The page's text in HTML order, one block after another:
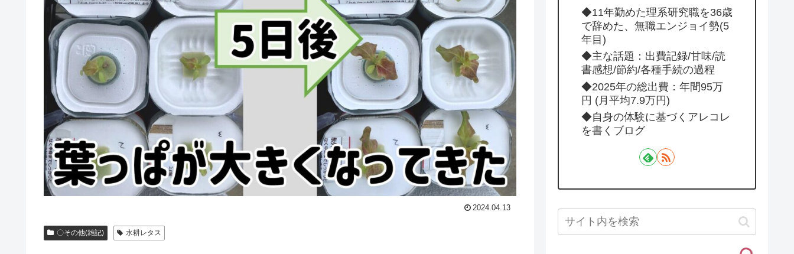
2024.04.13
〇その他(雑記) 水耕レタス
◆11年勤めた理系研究職を36歳
で辞めた、無職エンジョイ勢(5
年目)
◆主な話題：出費記録/甘味/読
書感想/節約/各種手続の過程
◆2025年の総出費：年間95万
円 (月平均7.9万円)
◆自身の体験に基づくアレコレ
を書くブログ